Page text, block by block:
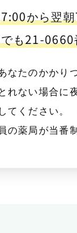
から翌
も21-0660
なたのかかり
れない場合に
てください。
の薬局が当番